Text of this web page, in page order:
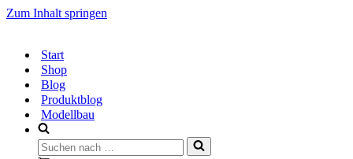
Zum Inhalt springen
Start
Shop
Blog
Produktblog
Modellbau
Suchen